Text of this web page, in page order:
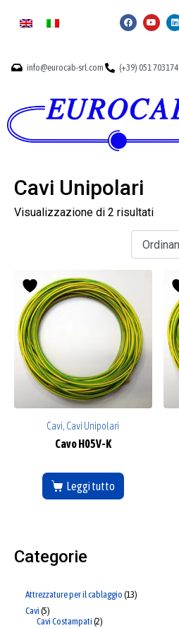
info@eurocab-srl.com (+39) 051 703174
Cavi Unipolari
Visualizzazione di 2 risultati
Cavi, Cavi Unipolari
Cavo H05V-K
Leggi tutto
Categorie
Attrezzature per il cablaggio 13
Cavi 5
Cavi Costampati 2